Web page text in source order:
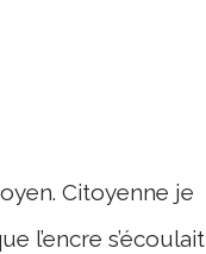
Citoyenne je
l’encre s’écoulait